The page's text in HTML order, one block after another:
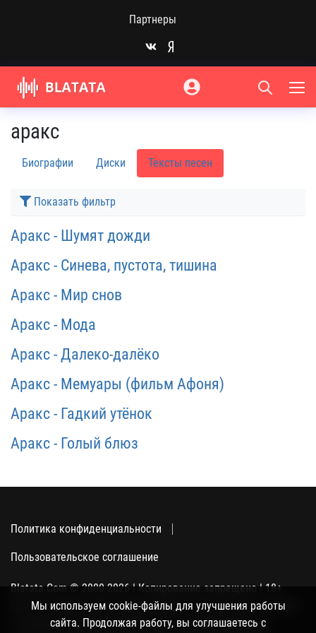
Партнеры
аракс
Биографии Диски Тексты песен
Показать фильтр
Аракс - Шумят дожди
Аракс - Синева, пустота, тишина
Аракс - Мир снов
Аракс - Мода
Аракс - Далеко-далёко
Аракс - Мемуары (фильм Афоня)
Аракс - Гадкий утёнок
Аракс - Голый блюз
Политика конфиденциальности
Пользовательское соглашение
Blatata.Com © 2000-2026 | Копирование запрещено | 18+
Использование сайта подразумевает ваше полное согласие
с политикой конфиденциальности, пользовательским
Мы используем cookie-файлы для улучшения работы
сайта. Продолжая работу, вы соглашаетесь с